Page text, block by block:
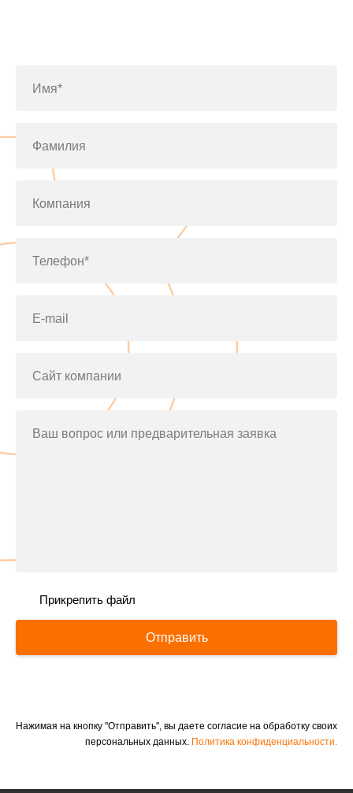
Имя*
Фамилия
Компания
Телефон*
E-mail
Сайт компании
Ваш вопрос или предварительная заявка
Прикрепить файл
Отправить
Нажимая на кнопку "Отправить", вы даете согласие на обработку своих
персональных данных. Политика конфиденциальности.